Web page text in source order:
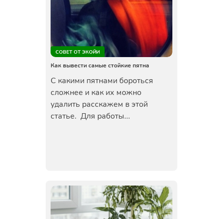
СОВЕТ ОТ ЭКОЙИ
Как вывести самые стойкие пятна
С какими пятнами бороться
сложнее и как их можно
удалить расскажем в этой
статье. Для работы...